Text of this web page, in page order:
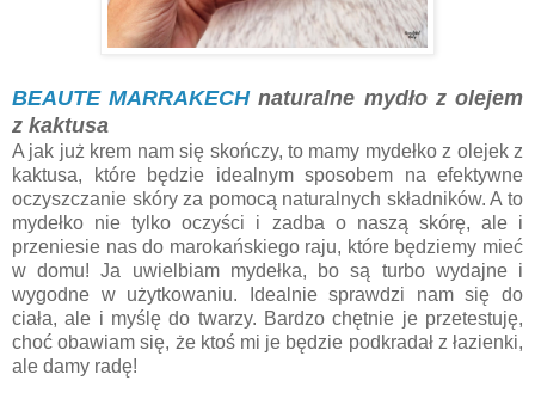
BEAUTE MARRAKECHnaturalne mydło z olejem
z kaktusa
A jak już krem nam się skończy, to mamy mydełko z olejek z
kaktusa, które będzie idealnym sposobem na efektywne
oczyszczanie skóry za pomocą naturalnych składników. A to
mydełko nie tylko oczyści i zadba o naszą skórę, ale i
przeniesie nas do marokańskiego raju, które będziemy mieć
w domu! Ja uwielbiam mydełka, bo są turbo wydajne i
wygodne w użytkowaniu. Idealnie sprawdzi nam się do
ciała, ale i myślę do twarzy. Bardzo chętnie je przetestuję,
choć obawiam się, że ktoś mi je będzie podkradał z łazienki,
ale damy radę!